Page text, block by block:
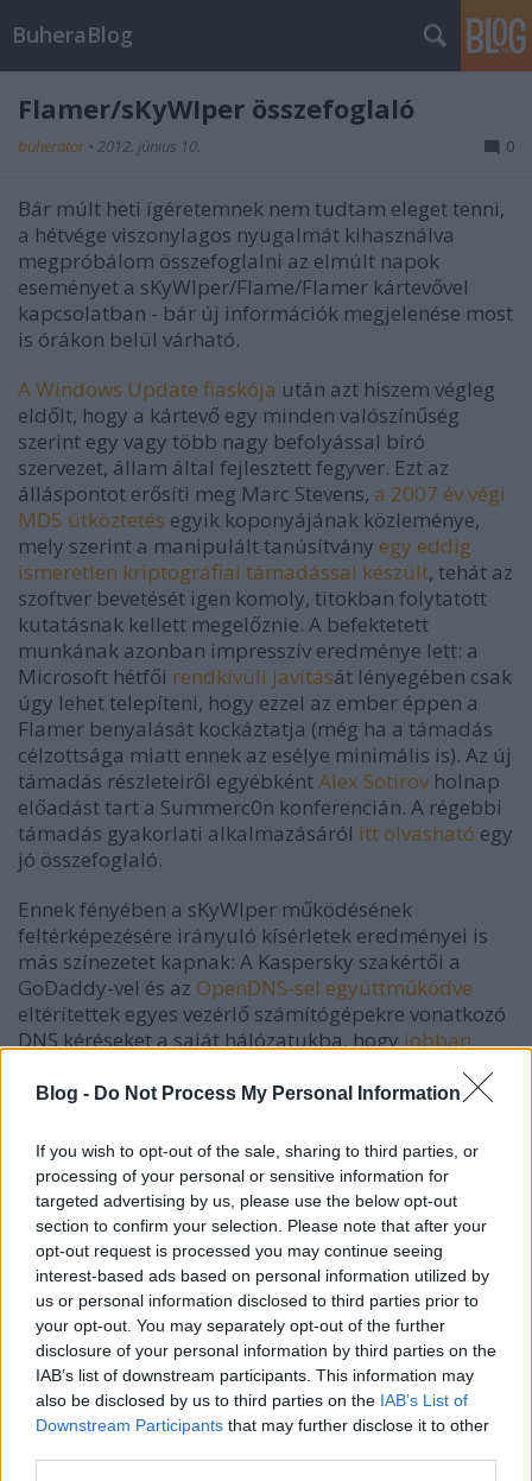
Blog - Do Not Process My Personal Information
If you wish to opt-out of the sale, sharing to third parties, or
processing of your personal or sensitive information for
targeted advertising by us, please use the below opt-out
section to confirm your selection. Please note that after your
opt-out request is processed you may continue seeing
interest-based ads based on personal information utilized by
us or personal information disclosed to third parties prior to
your opt-out. You may separately opt-out of the further
disclosure of your personal information by third parties on the
IAB’s list of downstream participants. This information may
also be disclosed by us to third parties on the IAB’s List of
Downstream Participants that may further disclose it to other
BuheraBlog
Flamer/sKyWIper összefoglaló
buherator • 2012. június 10. 0
Bár múlt heti ígéretemnek nem tudtam eleget tenni,
a hétvége viszonylagos nyugalmát kihasználva
megpróbálom összefoglalni az elmúlt napok
eseményet a sKyWIper/Flame/Flamer kártevővel
kapcsolatban - bár új információk megjelenése most
is órákon belül várható.
A Windows Update fiaskója után azt hiszem végleg
eldőlt, hogy a kártevő egy minden valószínűség
szerint egy vagy több nagy befolyással bíró
szervezet, állam által fejlesztett fegyver. Ezt az
álláspontot erősíti meg Marc Stevens, a 2007 év végi
MD5 ütköztetés egyik koponyájának közleménye,
mely szerint a manipulált tanúsítvány egy eddig
ismeretlen kriptográfiai támadással készült, tehát az
szoftver bevetését igen komoly, titokban folytatott
kutatásnak kellett megelőznie. A befektetett
munkának azonban impresszív eredménye lett: a
Microsoft hétfői rendkívüli javítását lényegében csak
úgy lehet telepíteni, hogy ezzel az ember éppen a
Flamer benyalását kockáztatja (még ha a támadás
célzottsága miatt ennek az esélye minimális is). Az új
támadás részleteiről egyébkéntAlex Sotirov holnap
előadást tart a Summerc0n konferencián. A régebbi
támadás gyakorlati alkalmazásáról itt olvasható egy
jó összefoglaló.
Ennek fényében a sKyWIper működésének
feltérképezésére irányuló kísérletek eredményei is
más színezetet kapnak: A Kaspersky szakértői a
GoDaddy-vel és az OpenDNS-sel együttműködve
eltérítettek egyes vezérlő számítógépekre vonatkozó
DNS kéréseket a saját hálózatukba, hogyjobban
céldomaineknek a felderítése a 80 feltárt domainnel
garmadájával is mutatja az akció volumenét. Mint a
beérkező adatokból kiderült, a Flamer HTTP
csomagokon keresztül kommunikál, üzeneteit
egyszerű XOR eljárással obfuszkálja - ez már elég a
legtöbb hálózatból történő kitöréshez. Az adatok
megfejtése után kiderült, hogy a kártevő számos
verzióban működik, a legfrissebb megfigyelt a
2.243-as azonosítót kapta - az értékből és a
felbontás pontosságából tippelhetünk akár a
szoftver korára is.
Az irányítás részleges elvesztésére természetesen a
támadók is hamar reagáltak egy speciális